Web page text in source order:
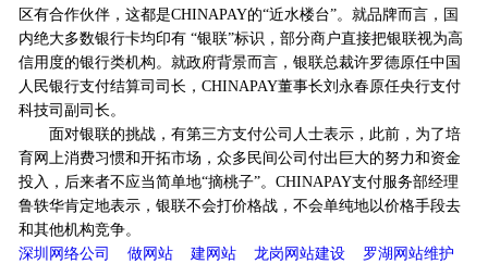
区有合作伙伴，这都是CHINAPAY的“近水楼台”。就品牌而言，国
内绝大多数银行卡均印有 “银联”标识，部分商户直接把银联视为高
信用度的银行类机构。就政府背景而言，银联总裁许罗德原任中国
人民银行支付结算司司长，CHINAPAY董事长刘永春原任央行支付
科技司副司长。
面对银联的挑战，有第三方支付公司人士表示，此前，为了培
育网上消费习惯和开拓市场，众多民间公司付出巨大的努力和资金
投入，后来者不应当简单地“摘桃子”。CHINAPAY支付服务部经理
鲁轶华肯定地表示，银联不会打价格战，不会单纯地以价格手段去
和其他机构竞争。
深圳网络公司
做网站 建网站 龙岗网站建设
罗湖网站维护